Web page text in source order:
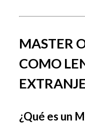
MASTER
COMO
¿Qué es un